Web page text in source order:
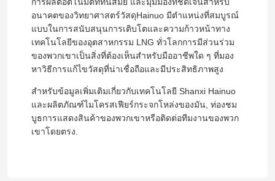
ไมโครสเฟียร์แก้วกลวง
ฟองแก้วไมโครสเฟียร์
ไมโครบับเบิลแก้ว
ฟองแก้วกลวง
อนาคตของวิทยาศาสตร์วัสดุHainuo มีตําแหน่งที่สมบูรณ์
แบบในการสนับสนุนการเติบโตและความก้าวหน้าทาง
เทคโนโลยีของอุตสาหกรรม LNG ทั่วโลกการมีส่วนร่วม
ของพวกเขาเป็นสิ่งที่ต้องเห็นสําหรับมืออาชีพใด ๆ ที่มอง
หาวิธีการแก้ไขวัสดุที่น่าเชื่อถือและมีประสิทธิภาพสูง
สําหรับข้อมูลเพิ่มเติมเกี่ยวกับเทคโนโลยี Shanxi Hainuo
และผลิตภัณฑ์ไมโครสเฟียร์กระจกโหล่งของมัน, ท่องชม
บูธการแสดงสินค้าของพวกเขาหรือติดต่อทีมงานของพวก
เขาโดยตรง.